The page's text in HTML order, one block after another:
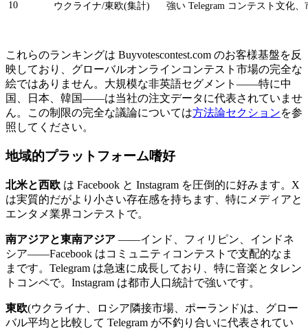
10 ウクライナ/東欧(集計) 強い Telegram コンテスト文化
これらのランキングは Buyvotescontest.com のお客様基盤を反
映しており、グローバルオンラインコンテスト市場の完全な
絵ではありません。大規模な非英語セグメント――特に中
国、日本、韓国――は当社の注文データに代表されていませ
ん。この制限の完全な議論については方法論セクションを参
照してください。
地域的プラットフォーム嗜好
北米と西欧 は Facebook と Instagram を圧倒的に好みます。X
は実質的だがより小さい存在感を持ちます、特にメディアと
エンタメ業界コンテストで。
南アジアと東南アジア ――インド、フィリピン、インドネ
シア――Facebook はコミュニティコンテストで支配的なま
まです。Telegram は急速に成長しており、特に音楽とタレン
トコンペで。Instagram は都市人口統計で強いです。
東欧(ウクライナ、ロシア隣接市場、ポーランド)は、グロー
バル平均と比較して Telegram が不釣り合いに代表されてい